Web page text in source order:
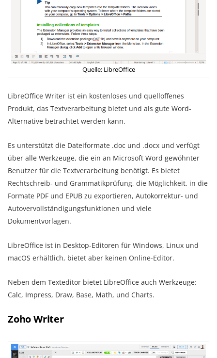
Quelle: LibreOffice
LibreOffice Writer ist ein kostenloses und quelloffenes
Produkt, das Textverarbeitung bietet und als gute Word-
Alternative betrachtet werden kann.
Es unterstützt die Dateiformate .doc und .docx und verfügt
über alle Werkzeuge, die ein an Microsoft Word gewöhnter
Benutzer für die Textverarbeitung benötigt. Es bietet
Rechtschreib- und Grammatikprüfung, die Möglichkeit, in die
Formate PDF und EPUB zu exportieren, Autokorrektur- und
Autovervollständigungsfunktionen und viele
Dokumentvorlagen.
LibreOffice ist in Desktop-Editoren für Windows, Linux und
macOS erhältlich, bietet aber keinen Online-Editor.
Neben dem Texteditor bietet LibreOffice auch Werkzeuge:
Calc, Impress, Draw, Base, Math, und Charts.
Zoho Writer